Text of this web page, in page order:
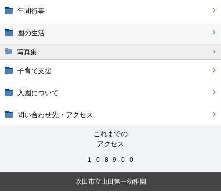
年間行事
園の生活
写真集
子育て支援
入園について
問い合わせ先・アクセス
これまでの
アクセス
1 0 8 9 0 0
吹田市立山田第一幼稚園